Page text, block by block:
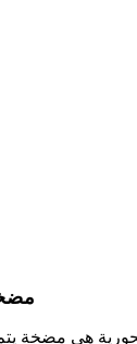
هي مضخة